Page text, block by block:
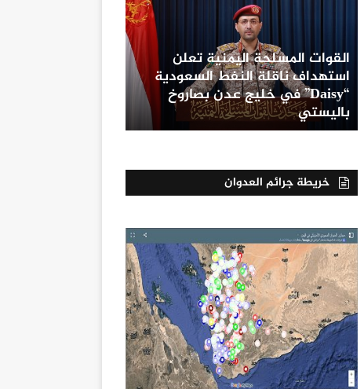
القوات المسلحة اليمنية تعلن
استهداف ناقلة النفط السعودية
“Daisy” في خليج عدن بصاروخ
باليستي
خريطة جرائم العدوان